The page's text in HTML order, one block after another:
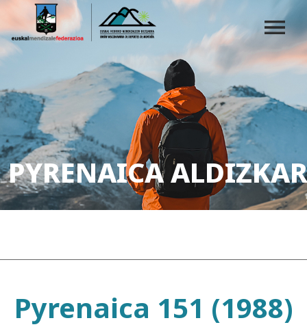
PYRENAICA
Pyrenaica 151 (1988)